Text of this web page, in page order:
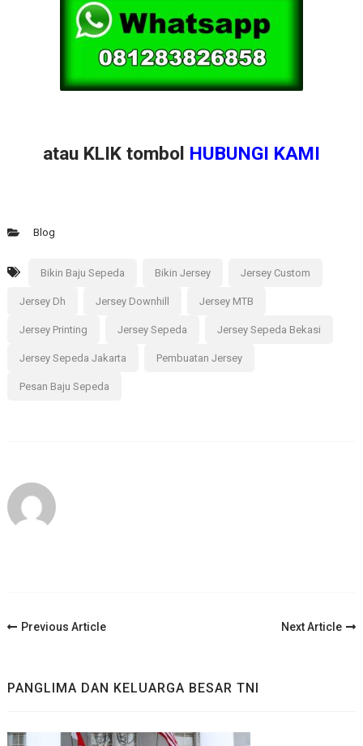
atau KLIK tombol HUBUNGI KAMI
Blog
Bikin Baju Sepeda Bikin Jersey Jersey Custom
Jersey Dh Jersey Downhill Jersey MTB
Jersey Printing Jersey Sepeda Jersey Sepeda Bekasi
Jersey Sepeda Jakarta Pembuatan Jersey
Pesan Baju Sepeda
Post
Previous Article Next Article
PANGLIMA DAN KELUARGA BESAR TNI